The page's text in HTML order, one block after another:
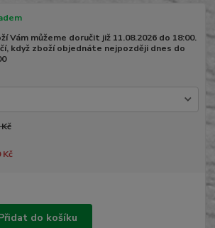
Vám můžeme doručit již 11.08.2026 do 18:00.
když zboží objednáte nejpozději dnes do
Kč
do košíku